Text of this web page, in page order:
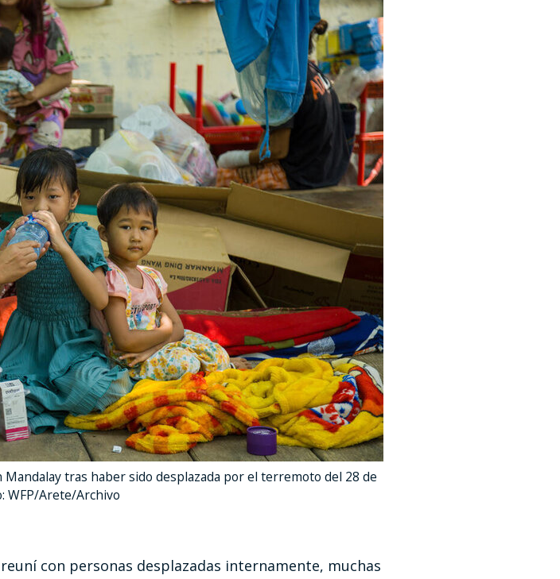
tras haber sido desplazada por el terremoto del 28 de
WFP/Arete/Archivo
con personas desplazadas internamente, muchas